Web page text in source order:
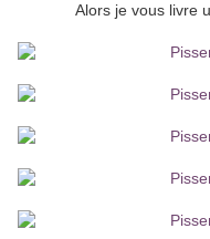
Alors je vous livre